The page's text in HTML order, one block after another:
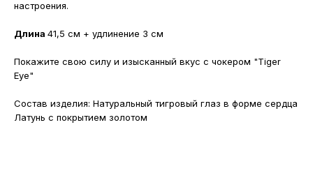
настроения.
Длина 41,5 см + удлинение 3 см
Покажите свою силу и изысканный вкус с чокером "Tiger
Eye"
Cостав изделия: Натуральный тигровый глаз в форме сердца
Латунь с покрытием золотом